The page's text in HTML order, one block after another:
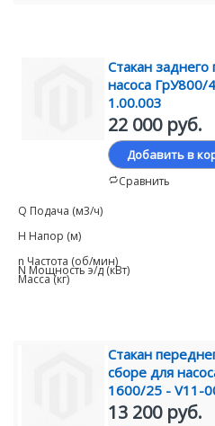
Стакан
насоса
1.00.003
22 000 руб.
Добавить в
Сравнить
Стакан
сборе для
1600/25 - V11-
13 200 руб.